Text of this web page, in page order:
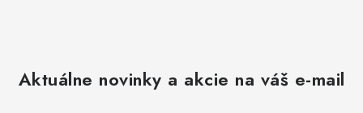
Aktuálne novinky a akcie na váš e-mail